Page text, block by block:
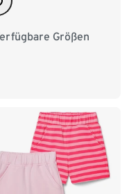
Größen
92 98/104